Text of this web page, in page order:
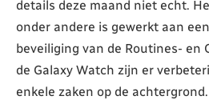
details deze maand niet echt.
onder andere is gewerkt aan
beveiliging van de Routines- en
de Galaxy Watch zijn er
enkele zaken op de achtergrond.